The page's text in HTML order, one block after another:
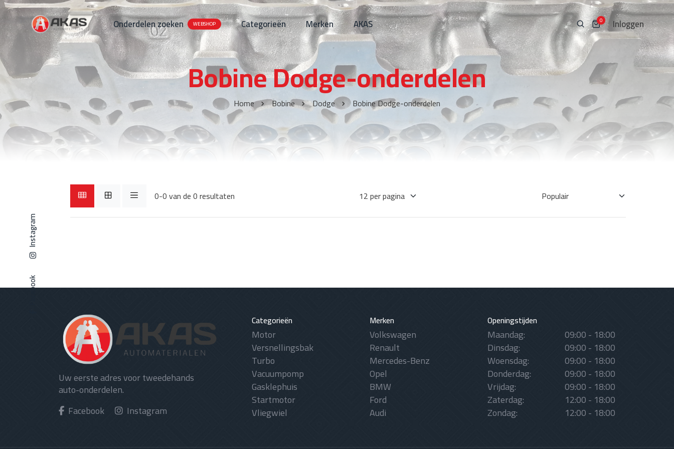
Onderdelen zoeken WEBSHOP Categorieën Merken AKAS 0 Inloggen
Bobine Dodge-onderdelen
Home Bobine Dodge Bobine Dodge-onderdelen
0-0 van de 0 resultaten
Uw eerste adres voor tweedehands
auto-onderdelen.
Facebook
Instagram
Categorieën
Motor
Versnellingsbak
Turbo
Vacuumpomp
Gasklephuis
Startmotor
Vliegwiel
Merken
Volkswagen
Renault
Mercedes-Benz
Opel
BMW
Ford
Audi
Openingstijden
Maandag: 09:00 - 18:00
Dinsdag: 09:00 - 18:00
Woensdag: 09:00 - 18:00
Donderdag: 09:00 - 18:00
Vrijdag: 09:00 - 18:00
Zaterdag: 12:00 - 18:00
Zondag: 12:00 - 18:00
Facebook
Instagram